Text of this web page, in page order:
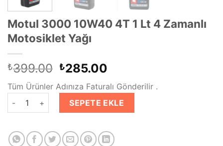
Motul 3000 10W40 4T 1 Lt 4 Zamanlı
Motosiklet Yağı
₺399.00 Orijinal
fiyat:
₺399.00.
₺285.00
andaki
fiyat:
₺285.00.
Tüm Ürünler Adınıza Faturalı Gönderilir .
Motul 3000 10W40 4T 1 Lt 4 Zamanlı Motosiklet Yağı adet
SEPETE EKLE